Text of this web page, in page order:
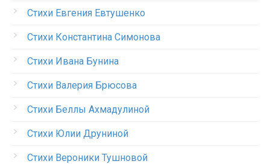
Стихи Евгения Евтушенко
Стихи Константина Симонова
Стихи Ивана Бунина
Стихи Валерия Брюсова
Стихи Беллы Ахмадулиной
Стихи Юлии Друниной
Стихи Вероники Тушновой